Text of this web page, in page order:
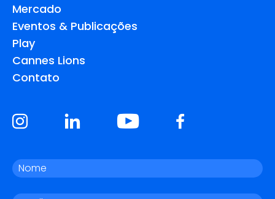
Mercado
Eventos & Publicações
Play
Cannes Lions
Contato